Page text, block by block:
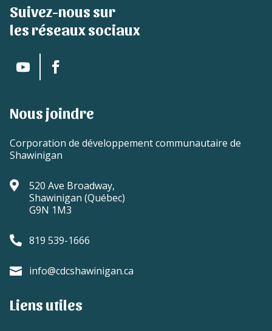
Suivez-nous sur
les réseaux sociaux
Nous joindre
Corporation de développement communautaire de
Shawinigan

520 Ave Broadway,
Shawinigan (Québec)
G9N 1M3
 819 539-1666
 info@cdcshawinigan.ca
Liens utiles